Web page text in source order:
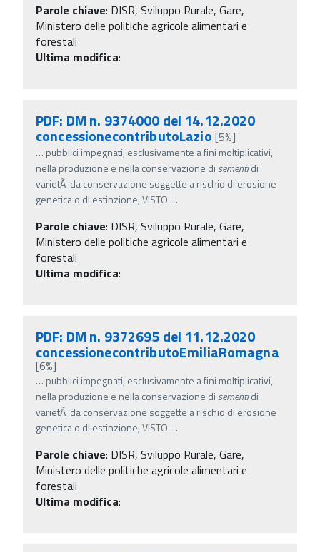
Parole chiave: DISR, Sviluppo Rurale, Gare,
Ministero delle politiche agricole alimentari e
forestali
Ultima modifica:
PDF: DM n. 9374000 del 14.12.2020
concessionecontributoLazio [5%]
… pubblici impegnati, esclusivamente a fini moltiplicativi,
nella produzione e nella conservazione di sementidi
varietÃ da conservazione soggette a rischio di erosione
genetica o di estinzione; VISTO …
Parole chiave: DISR, Sviluppo Rurale, Gare,
Ministero delle politiche agricole alimentari e
forestali
Ultima modifica:
PDF: DM n. 9372695 del 11.12.2020
concessionecontributoEmiliaRomagna
[6%]
… pubblici impegnati, esclusivamente a fini moltiplicativi,
nella produzione e nella conservazione di sementidi
varietÃ da conservazione soggette a rischio di erosione
genetica o di estinzione; VISTO …
Parole chiave: DISR, Sviluppo Rurale, Gare,
Ministero delle politiche agricole alimentari e
forestali
Ultima modifica: